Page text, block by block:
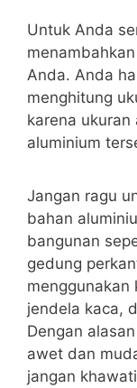
Untuk Anda
Anda. Anda
menghitung
karena ukuran
aluminium
Jangan ragu
bahan
bangunan
gedung
menggunakan
jendela kaca,
Dengan
awet dan
jangan